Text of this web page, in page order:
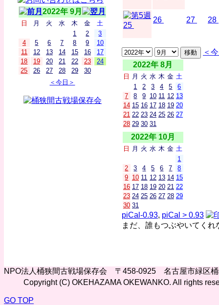
2022年 9月
日 月 火 水 木 金
土
1
2
3
4
5 6 7 8 9
10
11
12 13 14 15 16
17
18
19 20 21 22 23
24
25
26 27 28 29
30
＜今日＞
25
26 27 28
＜
2022年 8月
日 月 火 水 木 金 土
1
2 3 4 5
6
7
8 9 10 11 12 13
14 15 16 17 18 19 20
21 22 23 24 25 26 27
28 29 30 31
2022年 10月
日 月 火 水 木 金 土
1
2
3 4 5 6 7
8
9 10 11 12 13 14 15
16 17 18 19 20 21 22
23 24 25 26 27 28 29
30 31
piCal-0.93, piCal > 0.93
まだ、誰もつぶやいてく
NPO法人桶狭間古戦場保存会 〒458-0925 名古屋市緑区桶
Copyright (C) OKEHAZAMA OKEWANKO. All rights
GO TOP